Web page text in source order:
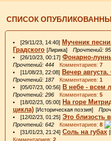
СПИСОК
• [29/11/23, 14:40] Мученик
Градского [Лирика] Прочтений:
• [26/10/23, 00:17] Фонарно-
Прочтений: 444 Комментариев: 7
• [11/08/23, 22:08] Вечер
Прочтений: 187Комментариев: 1
• [05/07/23, 00:56] В небе - всем
Прочтений: 296 Комментариев: 5
• [18/02/23, 05:00] На горе
цикла) [Историческая поэзия]
• [12/02/23, 01:25] Это близость
Прочтений: 642 Комментариев: 8
• [31/01/23, 21:24] Соль на губах
Комментариев: 2